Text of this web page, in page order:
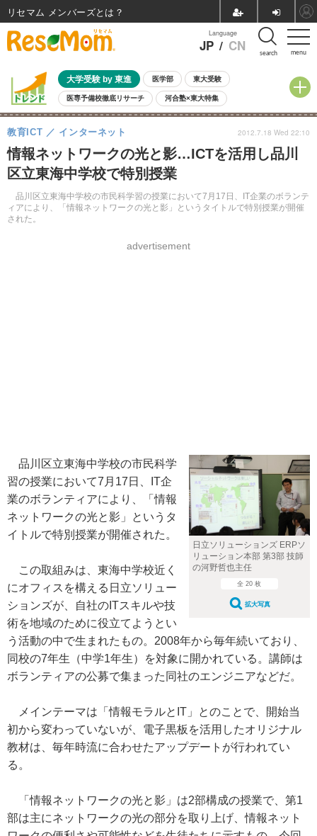
menu
Language
JP / CN search
大学受験 by 東進 医学部 東大受験
医専予備校徹底リサーチ 河合塾×東大特集
親子で考える大学選び 高校受験 中学受験 小学校受験
共通テスト 夏休み 8月開催学校説明会・相談会
8月開催イベント・WS 全国公立高校 過去問 人気記事
自由研究教材（小学生向け） 自由研究教材（中学生向け）
情報ネットワークの光と影…ICTを活用し品川
区立東海中学校で特別授業
品川区立東海中学校の市民科学習の授業において7月17日、IT企業のボランテ
ィアにより、「情報ネットワークの光と影」というタイトルで特別授業が開催
された。
教育ICT インターネット
advertisement
2012.7.18 Wed 22:10
日立ソリューションズ ERPソ
リューション本部 第3部 技師
の河野哲也主任
全 20 枚
拡大写真
品川区立東海中学校の市民科学
習の授業において7月17日、IT企
業のボランティアにより、「情報
ネットワークの光と影」というタ
イトルで特別授業が開催された。
この取組みは、東海中学校近く
にオフィスを構える日立ソリュー
ションズが、自社のITスキルや技
術を地域のために役立てようとい
う活動の中で生まれたもの。2008年から毎年続いており、
同校の7年生（中学1年生）を対象に開かれている。講師は
ボランティアの公募で集まった同社のエンジニアなどだ。
メインテーマは「情報モラルとIT」とのことで、開始当
初から変わっていないが、電子黒板を活用したオリジナル
教材は、毎年時流に合わせたアップデートが行われてい
る。
「情報ネットワークの光と影」は2部構成の授業で、第1
部は主にネットワークの光の部分を取り上げ、情報ネット
リセマム メンバーズ